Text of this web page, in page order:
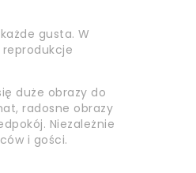
gusta. W
duże obrazy do
radosne obrazy
Niezależnie
i gości.